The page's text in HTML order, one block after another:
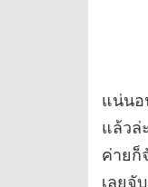
แน่นอ
แล้วล่
ค่ายก็
เลยจั